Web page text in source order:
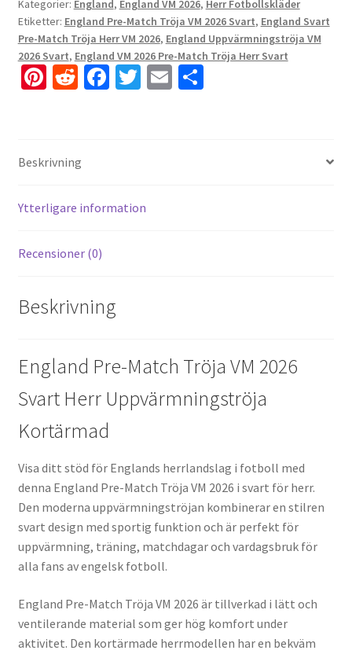
Kategorier: England, England VM 2026, Herr Fotbollskläder
Etiketter: England Pre-Match Tröja VM 2026 Svart, England Svart
Pre-Match Tröja Herr VM 2026, England Uppvärmningströja VM
2026 Svart, England VM 2026 Pre-Match Tröja Herr Svart
Pi
es
R
di
t
Fa
k
T E D
Beskrivning
Ytterligare information
Recensioner (0)
Beskrivning
England Pre-Match Tröja VM 2026
Svart Herr Uppvärmningströja
Kortärmad
Visa ditt stöd för Englands herrlandslag i fotboll med
denna England Pre-Match Tröja VM 2026 i svart för herr.
Den moderna uppvärmningströjan kombinerar en stilren
svart design med sportig funktion och är perfekt för
uppvärmning, träning, matchdagar och vardagsbruk för
alla fans av engelsk fotboll.
England Pre-Match Tröja VM 2026 är tillverkad i lätt och
ventilerande material som ger hög komfort under
aktivitet. Den kortärmade herrmodellen har en bekväm